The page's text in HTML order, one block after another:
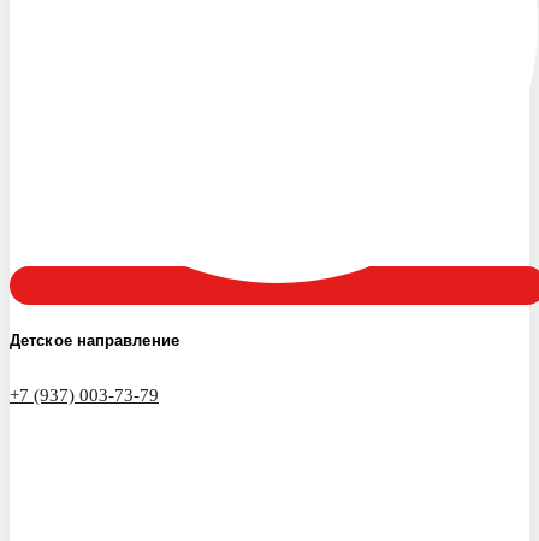
Детское направление
+7 (937) 003-73-79